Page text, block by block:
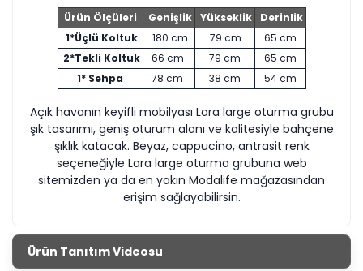
Ürün Ölçüleri Genişlik Yükseklik
Derinlik
1*Üçlü Koltuk
180 cm 79 cm
65 cm
2*Tekli Koltuk
66 cm 79 cm
65 cm
1* Sehpa
78 cm 38 cm 54 cm
Açık havanın keyifli mobilyası Lara large oturma grubu
şık tasarımı, geniş oturum alanı ve kalitesiyle bahçene
şıklık katacak. Beyaz, cappucino, antrasit renk
seçeneğiyle Lara large oturma grubuna web
sitemizden ya da en yakın Modalife mağazasından
erişim sağlayabilirsin.
Ürün Tanıtım Videosu